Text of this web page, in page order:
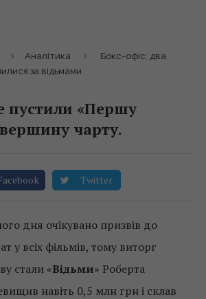
Аналітика
Бокс-офіс: два
за відьмами
пустили «Першу
чарту.
Twitter
дня очікувано призвів до
у всіх фільмів, тому виторг
стали «Відьми» Роберта
навіть 0,5 млн грн і склав